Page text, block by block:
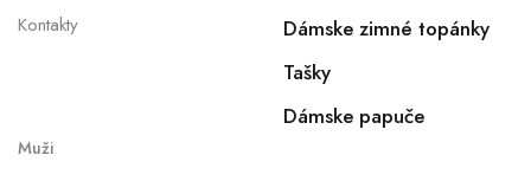
Kontakty
Dámske zimné topánky
Tašky
Dámske papuče
Muži